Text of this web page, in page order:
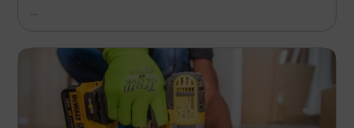
...